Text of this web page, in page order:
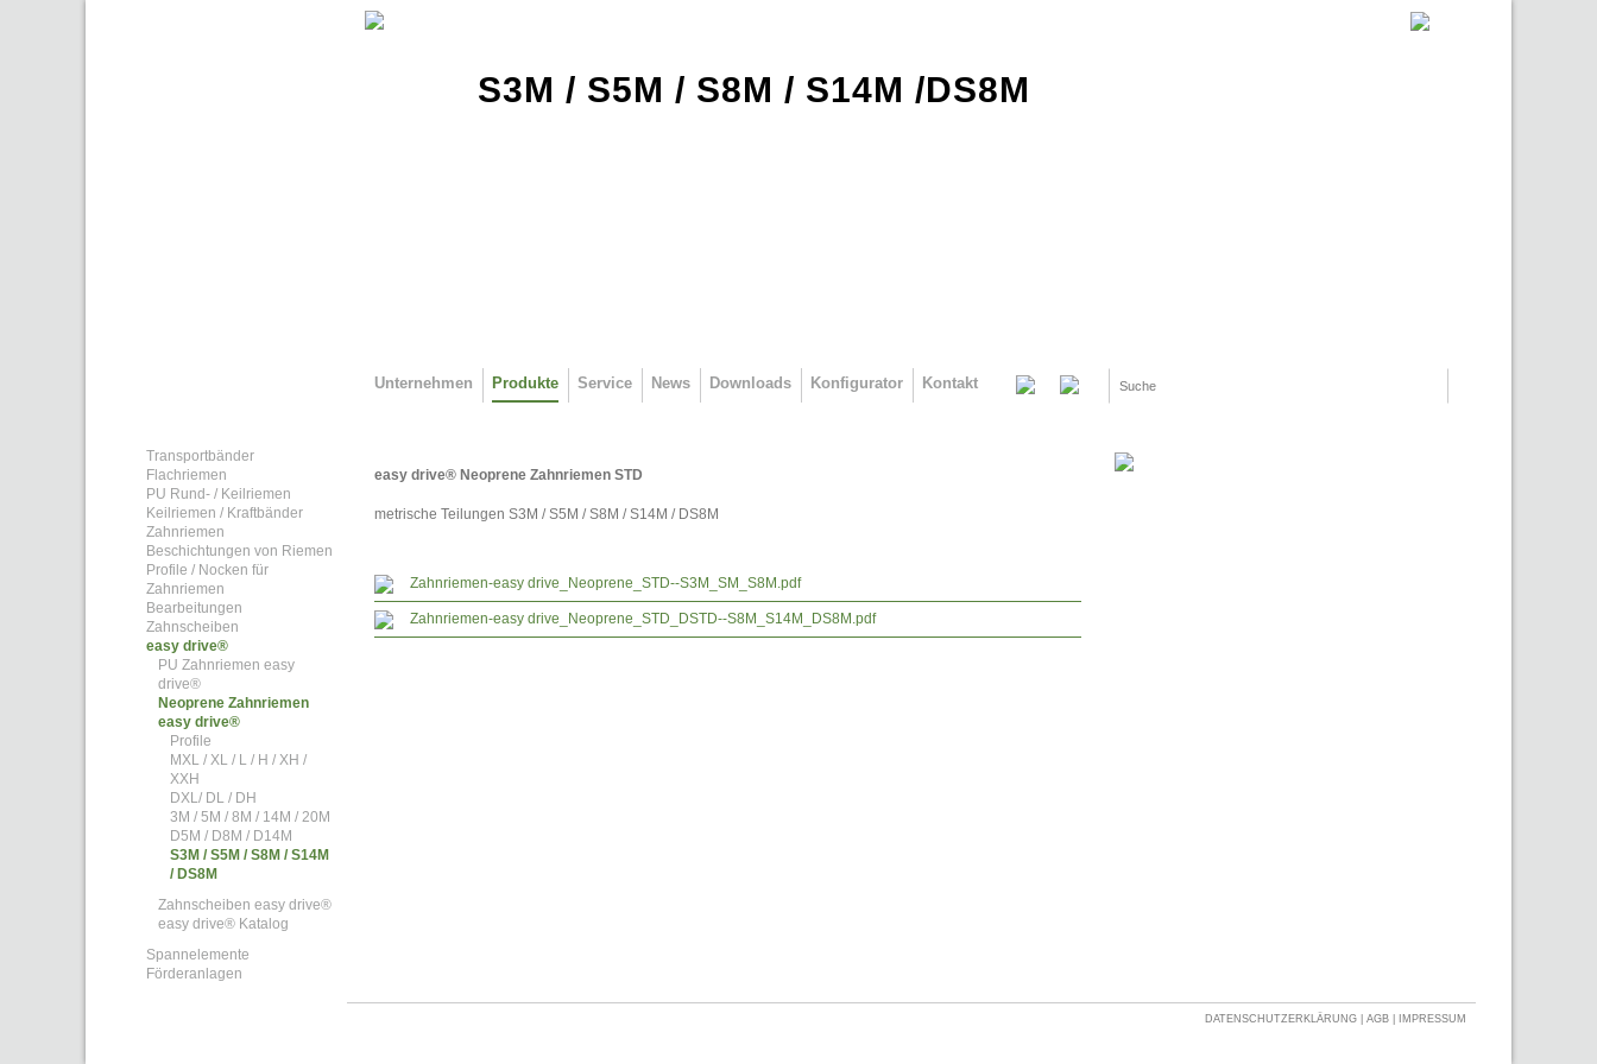
S3M / S5M / S8M / S14M /DS8M
Unternehmen Produkte Service News Downloads Konfigurator Kontakt
Suchformular
Suche
Transportbänder
Flachriemen
PU Rund- / Keilriemen
Keilriemen / Kraftbänder
Zahnriemen
Beschichtungen von Riemen
Profile / Nocken für
Zahnriemen
Bearbeitungen
Zahnscheiben
easy drive®
PU Zahnriemen easy
drive®
Neoprene Zahnriemen
easy drive®
Profile
MXL / XL / L / H / XH /
XXH
DXL/ DL / DH
3M / 5M / 8M / 14M / 20M
D5M / D8M / D14M
S3M / S5M / S8M / S14M
/ DS8M
Zahnscheiben easy drive®
easy drive® Katalog
Spannelemente
Förderanlagen
easy drive® Neoprene Zahnriemen STD
metrische Teilungen S3M / S5M / S8M / S14M / DS8M
Zahnriemen-easy drive_Neoprene_STD--S3M_SM_S8M.pdf
Zahnriemen-easy drive_Neoprene_STD_DSTD--S8M_S14M_DS8M.pdf
DATENSCHUTZERKLÄRUNG| AGB| IMPRESSUM